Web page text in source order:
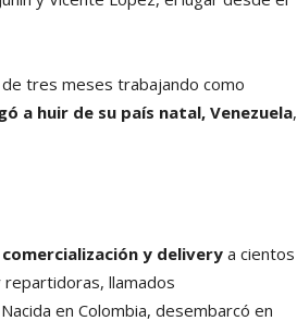
tres meses trabajando como
a huir de su país natal, Venezuela,
y delivery a cientos
llamados
en Colombia, desembarcó en